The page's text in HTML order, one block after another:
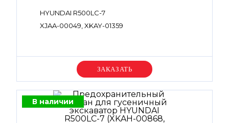
HYUNDAI R500LC-7
XJAA-00049, XKAY-01359
Уточняйте цену
В наличии